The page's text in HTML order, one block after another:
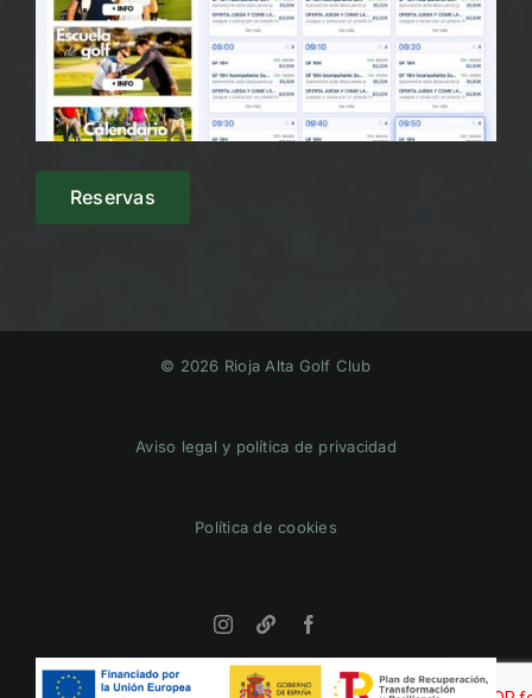
Reservas
© 2026 Rioja Alta Golf Club
Aviso legal y política de privacidad
Política de cookies